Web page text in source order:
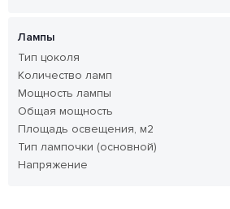
Лампы
Тип цоколя
Количество ламп
Мощность лампы
Общая мощность
Площадь освещения, м2
Тип лампочки (основной)
Напряжение